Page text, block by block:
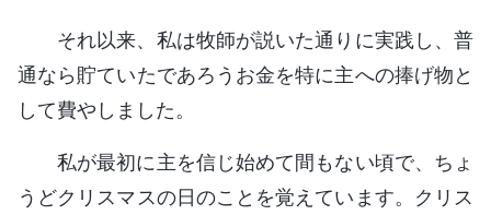
それ以来、私は牧師が説いた通りに実践し、普
通なら貯ていたであろうお金を特に主への捧げ物と
して費やしました。
私が最初に主を信じ始めて間もない頃で、ちょ
うどクリスマスの日のことを覚えています。クリス